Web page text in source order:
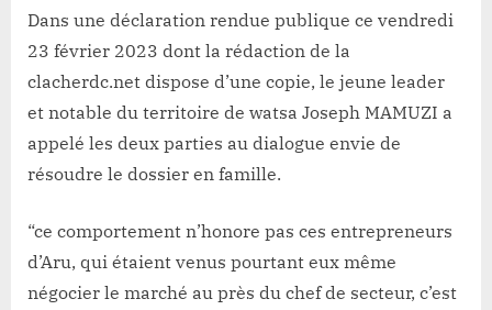
dialogue
Dans une déclaration rendue publique ce vendredi
23 février 2023 dont la rédaction de la
clacherdc.net dispose d’une copie, le jeune leader
et notable du territoire de watsa Joseph MAMUZI a
appelé les deux parties au dialogue envie de
résoudre le dossier en famille.
“ce comportement n’honore pas ces entrepreneurs
d’Aru, qui étaient venus pourtant eux même
négocier le marché au près du chef de secteur, c’est